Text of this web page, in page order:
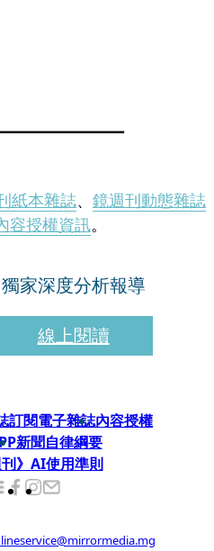
紙本雜誌、 鏡週刊動態雜誌
容授權資訊。
獨家深度分析報導
線上閱讀
訂閱電子雜誌內容授權
新聞自律綱要
刊》AI使用準則